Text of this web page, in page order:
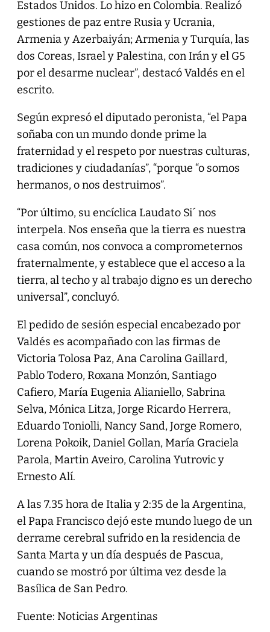
Estados Unidos. Lo hizo en Colombia. Realizó
gestiones de paz entre Rusia y Ucrania,
Armenia y Azerbaiyán; Armenia y Turquía, las
dos Coreas, Israel y Palestina, con Irán y el G5
por el desarme nuclear”, destacó Valdés en el
escrito.
Según expresó el diputado peronista, “el Papa
soñaba con un mundo donde prime la
fraternidad y el respeto por nuestras culturas,
tradiciones y ciudadanías”, “porque “o somos
hermanos, o nos destruimos”.
“Por último, su encíclica Laudato Si´ nos
interpela. Nos enseña que la tierra es nuestra
casa común, nos convoca a comprometernos
fraternalmente, y establece que el acceso a la
tierra, al techo y al trabajo digno es un derecho
universal”, concluyó.
El pedido de sesión especial encabezado por
Valdés es acompañado con las firmas de
Victoria Tolosa Paz, Ana Carolina Gaillard,
Pablo Todero, Roxana Monzón, Santiago
Cafiero, María Eugenia Alianiello, Sabrina
Selva, Mónica Litza, Jorge Ricardo Herrera,
Eduardo Toniolli, Nancy Sand, Jorge Romero,
Lorena Pokoik, Daniel Gollan, María Graciela
Parola, Martin Aveiro, Carolina Yutrovic y
Ernesto Alí.
A las 7.35 hora de Italia y 2:35 de la Argentina,
el Papa Francisco dejó este mundo luego de un
derrame cerebral sufrido en la residencia de
Santa Marta y un día después de Pascua,
cuando se mostró por última vez desde la
Basílica de San Pedro.
Fuente: Noticias Argentinas